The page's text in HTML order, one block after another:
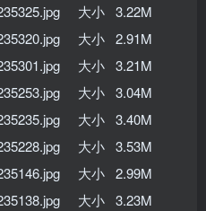
大小 3.22M
大小 2.91M
大小 3.21M
大小 3.04M
大小 3.40M
大小 3.53M
大小 2.99M
大小 3.23M